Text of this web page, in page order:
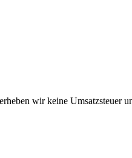
wir keine Umsatzsteuer